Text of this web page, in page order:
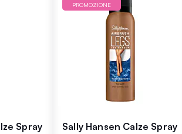
Spray
PROMOZIONE
Sally Hansen Calze Spray